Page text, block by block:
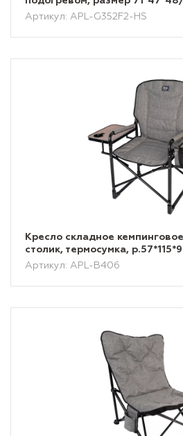
Артикул: APL-G352F2-HS
Кресло складное
столик, термосумка,
Артикул: APL-B406